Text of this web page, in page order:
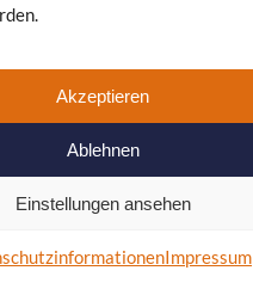
Akzeptieren
Ablehnen
Einstellungen ansehen
Impressum
IT-SERVICE
ACCOUNT MANAGER